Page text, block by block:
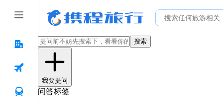
搜索
我要提问
问答标签